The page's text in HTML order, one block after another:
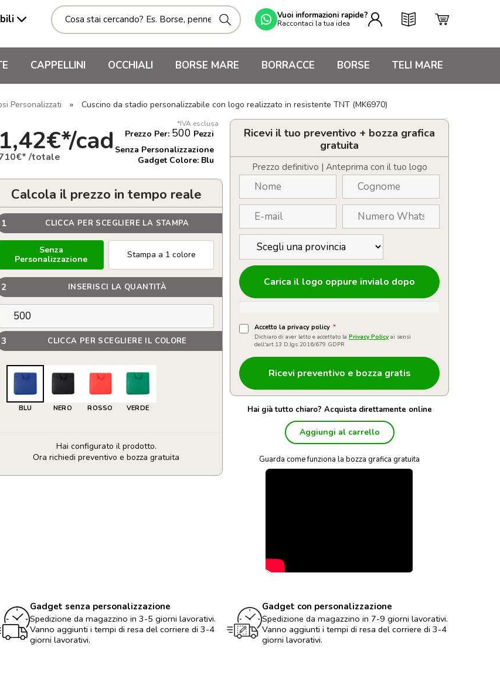
Vuoi informazioni rapide?
Raccontaci la tua idea
CAPPELLINI OCCHIALI BORSE MARE BORRACCE BORSE TELI MARE
Personalizzati » Cuscino da stadio personalizzabile con logo realizzato in resistente TNT (MK6970)
*IVA esclusa
1,42€*/cad
/totale
Prezzo Per: 500 Pezzi
Senza Personalizzazione
Gadget Colore: Blu
Calcola il prezzo in tempo reale
1 CLICCA PER SCEGLIERE LA STAMPA
Senza
Personalizzazione
Stampa a 1 colore
2 INSERISCI LA QUANTITÀ
3 CLICCA PER SCEGLIERE IL COLORE
BLU NERO ROSSO VERDE
Hai configurato il prodotto.
Ora richiedi preventivo e bozza gratuita
Ricevi il tuo preventivo + bozza grafica
gratuita
Prezzo definitivo | Anteprima con il tuo logo
Carica il logo oppure invialo dopo
Accetto la privacy policy *
Dichiaro di aver letto e accettato la Privacy Policy ai sensi
dell'art.13 D.lgs 2016/679 GDPR
Hai già tutto chiaro? Acquista direttamente online
Aggiungi al carrello
Guarda come funziona la bozza grafica gratuita
Gadget senza personalizzazione
Spedizione da magazzino in 3-5 giorni lavorativi.
Vanno aggiunti i tempi di resa del corriere di 3-4
giorni lavorativi.
Gadget con personalizzazione
Spedizione da magazzino in 7-9 giorni lavorativi.
Vanno aggiunti i tempi di resa del corriere di 3-4
giorni lavorativi.